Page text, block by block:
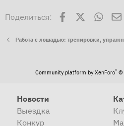
и
Поделиться: Facebook
Работа с лошадью: тренировки,
Community platform by XenForo® ©
Новости
Выездка
Конкур